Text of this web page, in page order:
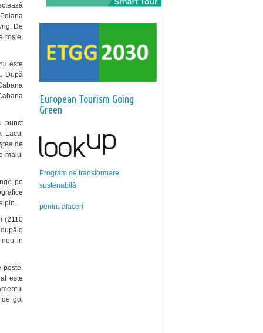
De
roşie,
este
După
punct
Lacul
de
malul
pe
(2110
o
nou in
peste
este
gol
European Tourism Going
Green
Program de transformare
sustenabilă
pentru afaceri